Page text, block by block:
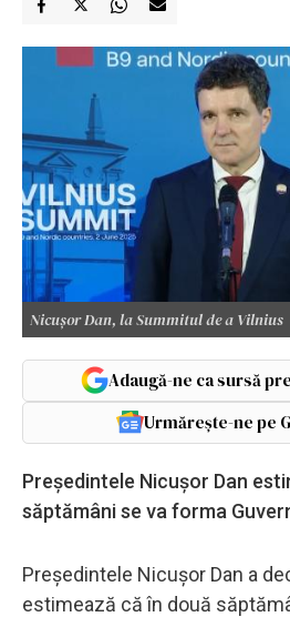
Nicușor Dan, la Summitul de a Vilnius
Adaugă-ne ca sursă
Urmărește-ne pe
Președintele Nicușor Dan
săptămâni se va forma
Preşedintele Nicuşor Dan a
estimează că în două